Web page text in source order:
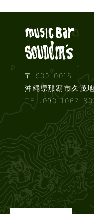
〒 900-0015
沖縄県那覇市久茂
TEL:090-1067-